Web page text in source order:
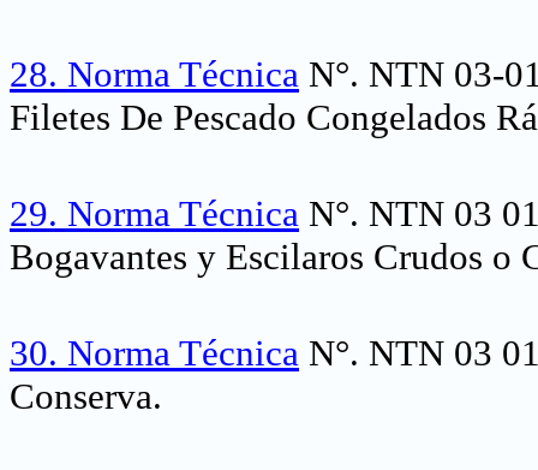
28. Norma Técnica N°. NTN 03-
Filetes De Pescado Congelados
29. Norma Técnica N°. NTN 03
Bogavantes y Escilaros Crudos o
30. Norma Técnica N°. NTN 03
Conserva.